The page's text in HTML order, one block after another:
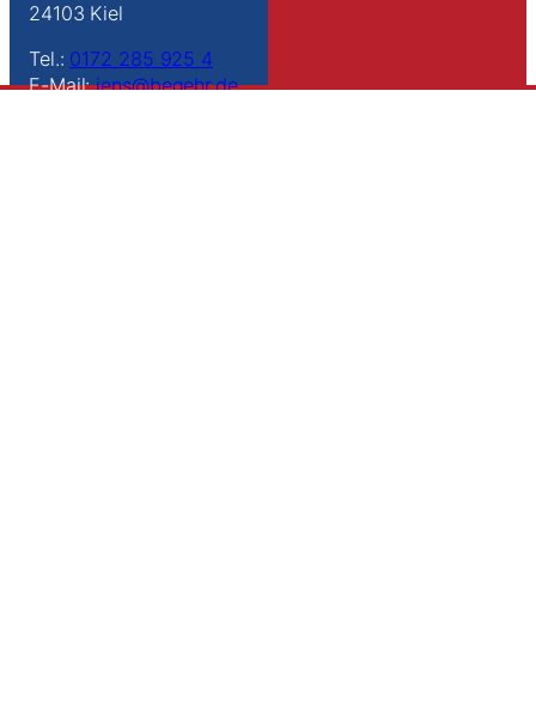
24103 Kiel
Tel.: 0172 285 925 4
E-Mail:jens@begehr.de